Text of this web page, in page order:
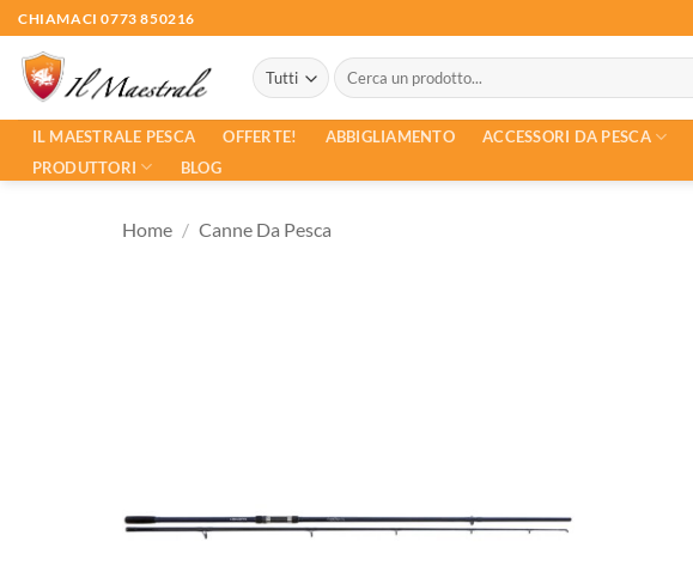
Salta
ai
contenuti
CHIAMACI 0773 850216
Cerca:
IL MAESTRALE PESCA OFFERTE! ABBIGLIAMENTO ACCESSORI DA PESCA
PRODUTTORI
BLOG
Home / Canne Da Pesca